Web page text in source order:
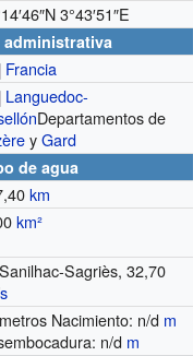
3°43′51″E
administrativa
Francia
Languedoc-
Departamentos de
yGard
de agua
km
km²
Sagriès, 32,70
s
Nacimiento: n/d m
n/d m